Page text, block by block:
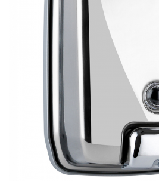
Mopuri profesionale